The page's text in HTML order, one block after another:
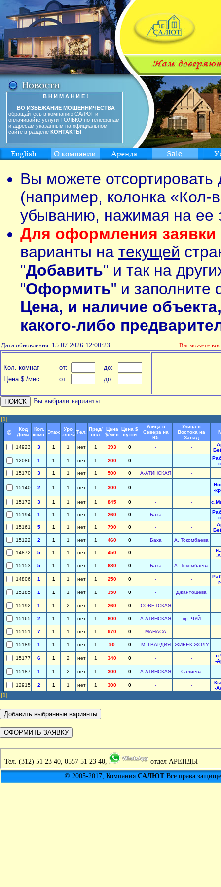
В Н И М А Н И Е !
ВО ИЗБЕЖАНИЕ МОШЕННИЧЕСТВА
обращайтесь в компанию САЛЮТ и
оплачивайте услуги ТОЛЬКО по телефонам
и адресам указанным на официальном
сайте в разделе КОНТАКТЫ
Вы можете
(например, колонка «Кол-
убыванию, нажимая на ее
Для оформления заявки
варианты на текущей
"Добавить" и так на
"Оформить" и заполните
Цена, и наличие
какого-либо
Дата обновления: 15.07.2026 12:00:23 Вы можете
Кол. комнат от:
до:
Цена $ /мес
от: до:
Вы выбрали варианты:
[1]
@
Код
Дома
Кол.
комн. Этаж
Уро
-вней Тел.
Пред/
опл.
Цена
$/мес
Цена $
сутки
Улица с
Севера на
Юг
Улица с
Востока на
Запад
14923 3 1 1 нет 1 393 0 - -
12086
1 1 1 нет 1 200 0 - -
15170
3 1 1 нет 1 500 0 А-АТИНСКАЯ -
15140 2 1 1 нет 1 300 0 - -
-
15172 3 1 1 нет 1 845 0 - -
15194 1 1 1 нет 1 260 0 Баха -
15161
5 1 1 нет 1 790 0 - -
15122
2 1 1 нет 1 460 0 Баха А. Токомбаева
14872 5 1 1 нет 1 450 0 - -
-
15153
5 1 1 нет 1 680 0 Баха А. Токомбаева
14806 1 1 1 нет 1 250 0 - -
15185
1 1 1 нет 1 350 0 - Джантошева
15192 1 1 2 нет 1 260 0 СОВЕТСКАЯ -
15165 2 1 1 нет 1 600 0 А-АТИНСКАЯ пр. ЧУЙ
15151 7 1 1 нет 1 970 0 МАНАСА -
15189 1 1 1 нет 1 90 0 М. ГВАРДИЯ ЖИБЕК-ЖОЛУ
15177 6 1 2 нет 1 340 0 - -
-
15187
1 1 2 нет 1 300 0 А-АТИНСКАЯ Салиева
12915 2 1 1 нет 1 300 0 - -
-
[1]
Тел. (312) 51 23 40, 0557 51 23 40,
отдел АРЕНДЫ
© 2005-2017, Компания САЛЮТВсе права